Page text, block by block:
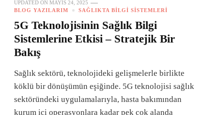
UPDATED ON MAYIS 24, 2025
BLOG YAZILARIM
SAĞLIKTA BILGI SISTEMLERI
5G Teknolojisinin Sağlık Bilgi
Sistemlerine Etkisi – Stratejik Bir
Bakış
Sağlık sektörü, teknolojideki gelişmelerle birlikte
köklü bir dönüşümün eşiğinde. 5G teknolojisi sağlık
sektöründeki uygulamalarıyla, hasta bakımından
kurum içi operasyonlara kadar pek çok alanda